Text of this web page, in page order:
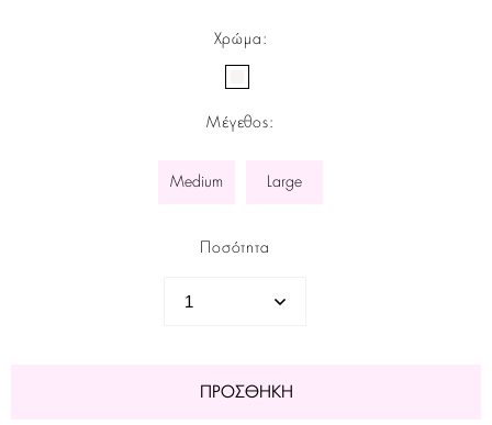
Χρώμα :
Μέγεθος:
Medium Large
Ποσότητα
ΠΡΟΣΘΉΚΗ